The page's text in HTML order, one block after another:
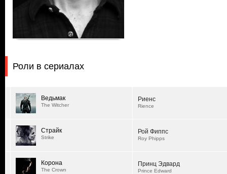
Роли в сериалах
Ведьмак
The Witcher
Риенс
Rience
Страйк
Strike
Рой Фиппс
Roy Phipps
Корона
The Crown
Принц Эдвард
Prince Edward